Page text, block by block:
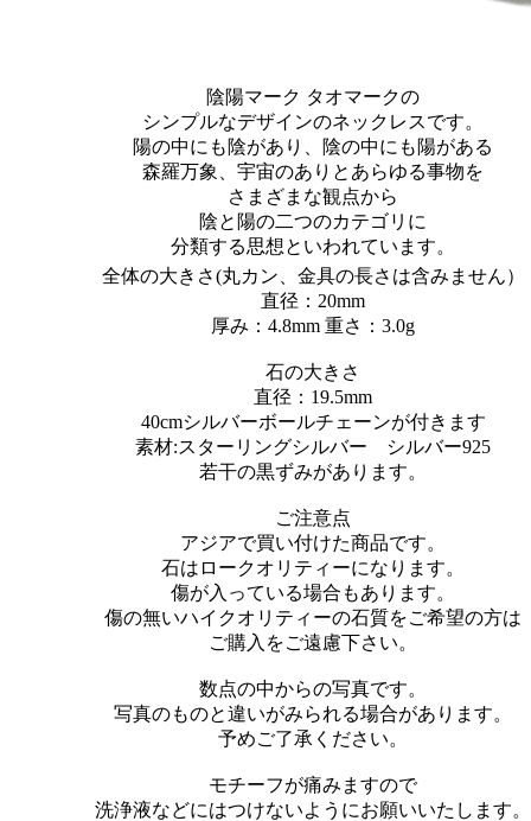
陰陽マーク タオマークの
シンプルなデザインのネックレスです。
陽の中にも陰があり、陰の中にも陽がある
森羅万象、宇宙のありとあらゆる事物を
さまざまな観点から
陰と陽の二つのカテゴリに
分類する思想といわれています。
全体の大きさ(丸カン、金具の長さは含みません）
直径：20mm
厚み：4.8mm 重さ：3.0g
石の大きさ
直径：19.5mm
40cmシルバーボールチェーンが付きます
素材:スターリングシルバー シルバー925
若干の黒ずみがあります。
ご注意点
アジアで買い付けた商品です。
石はロークオリティーになります。
傷が入っている場合もあります。
傷の無いハイクオリティーの石質をご希望の方は
ご購入をご遠慮下さい。
数点の中からの写真です。
写真のものと違いがみられる場合があります。
予めご了承ください。
モチーフが痛みますので
洗浄液などにはつけないようにお願いいたします。